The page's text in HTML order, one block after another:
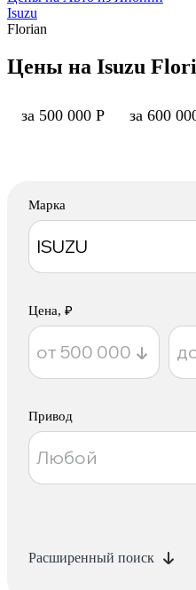
Isuzu
Florian
Цены на Isuzu
за 500 000 Р за 600
Марка
Цена, ₽
Привод
Расширенный поиск